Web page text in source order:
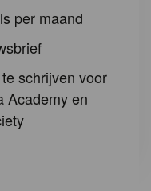
per maand
schrijven voor
Academy en